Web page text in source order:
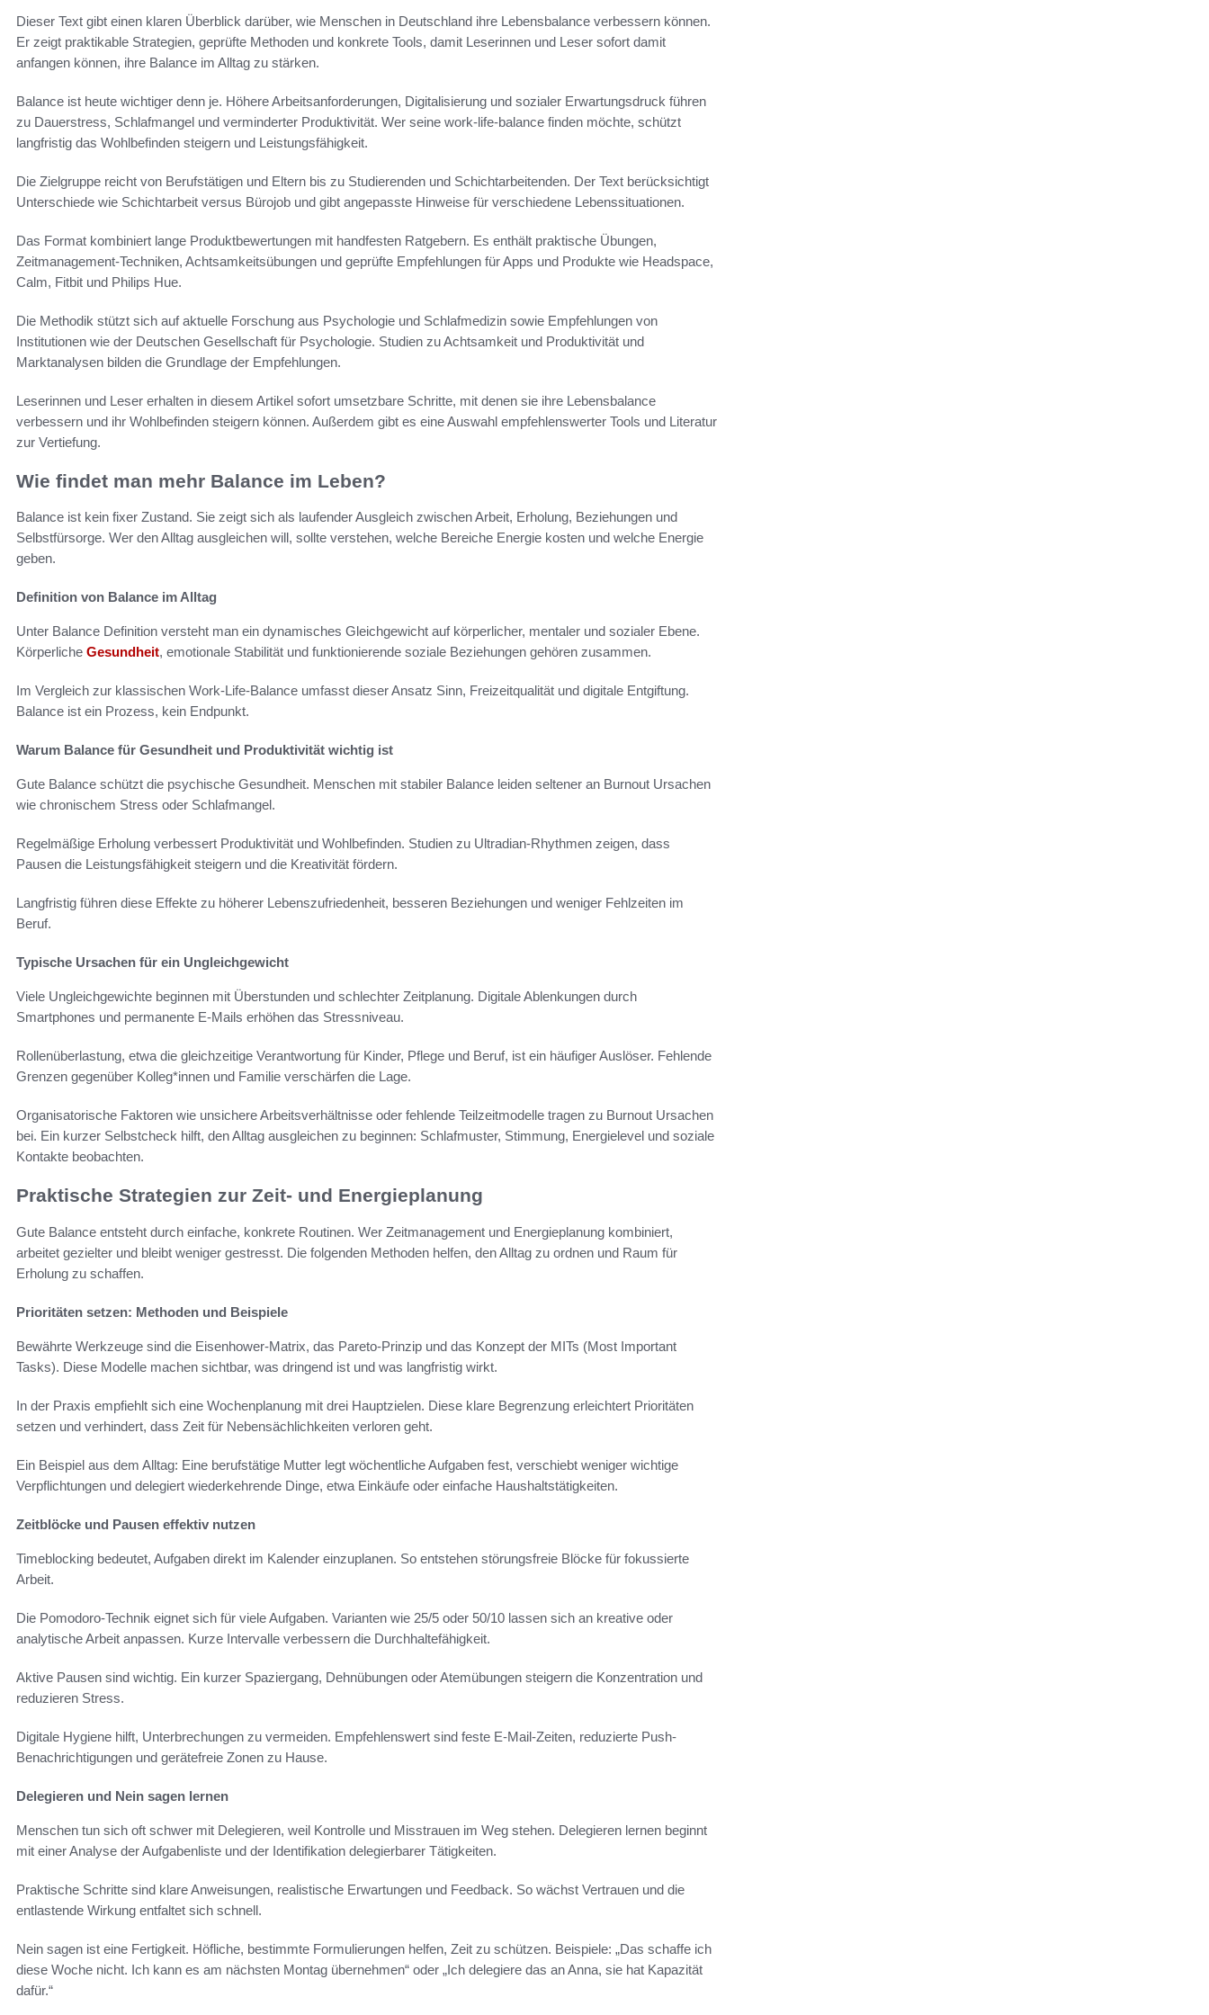
Dieser Text gibt einen klaren Überblick darüber, wie Menschen in Deutschland ihre Lebensbalance verbessern können.
Er zeigt praktikable Strategien, geprüfte Methoden und konkrete Tools, damit Leserinnen und Leser sofort damit
anfangen können, ihre Balance im Alltag zu stärken.
Balance ist heute wichtiger denn je. Höhere Arbeitsanforderungen, Digitalisierung und sozialer Erwartungsdruck führen
zu Dauerstress, Schlafmangel und verminderter Produktivität. Wer seine work-life-balance finden möchte, schützt
langfristig das Wohlbefinden steigern und Leistungsfähigkeit.
Die Zielgruppe reicht von Berufstätigen und Eltern bis zu Studierenden und Schichtarbeitenden. Der Text berücksichtigt
Unterschiede wie Schichtarbeit versus Bürojob und gibt angepasste Hinweise für verschiedene Lebenssituationen.
Das Format kombiniert lange Produktbewertungen mit handfesten Ratgebern. Es enthält praktische Übungen,
Zeitmanagement-Techniken, Achtsamkeitsübungen und geprüfte Empfehlungen für Apps und Produkte wie Headspace,
Calm, Fitbit und Philips Hue.
Die Methodik stützt sich auf aktuelle Forschung aus Psychologie und Schlafmedizin sowie Empfehlungen von
Institutionen wie der Deutschen Gesellschaft für Psychologie. Studien zu Achtsamkeit und Produktivität und
Marktanalysen bilden die Grundlage der Empfehlungen.
Leserinnen und Leser erhalten in diesem Artikel sofort umsetzbare Schritte, mit denen sie ihre Lebensbalance
verbessern und ihr Wohlbefinden steigern können. Außerdem gibt es eine Auswahl empfehlenswerter Tools und Literatur
zur Vertiefung.
Wie findet man mehr Balance im Leben?
Balance ist kein fixer Zustand. Sie zeigt sich als laufender Ausgleich zwischen Arbeit, Erholung, Beziehungen und
Selbstfürsorge. Wer den Alltag ausgleichen will, sollte verstehen, welche Bereiche Energie kosten und welche Energie
geben.
Definition von Balance im Alltag
Unter Balance Definition versteht man ein dynamisches Gleichgewicht auf körperlicher, mentaler und sozialer Ebene.
Körperliche Gesundheit, emotionale Stabilität und funktionierende soziale Beziehungen gehören zusammen.
Im Vergleich zur klassischen Work-Life-Balance umfasst dieser Ansatz Sinn, Freizeitqualität und digitale Entgiftung.
Balance ist ein Prozess, kein Endpunkt.
Warum Balance für Gesundheit und Produktivität wichtig ist
Gute Balance schützt die psychische Gesundheit. Menschen mit stabiler Balance leiden seltener an Burnout Ursachen
wie chronischem Stress oder Schlafmangel.
Regelmäßige Erholung verbessert Produktivität und Wohlbefinden. Studien zu Ultradian-Rhythmen zeigen, dass
Pausen die Leistungsfähigkeit steigern und die Kreativität fördern.
Langfristig führen diese Effekte zu höherer Lebenszufriedenheit, besseren Beziehungen und weniger Fehlzeiten im
Beruf.
Typische Ursachen für ein Ungleichgewicht
Viele Ungleichgewichte beginnen mit Überstunden und schlechter Zeitplanung. Digitale Ablenkungen durch
Smartphones und permanente E-Mails erhöhen das Stressniveau.
Rollenüberlastung, etwa die gleichzeitige Verantwortung für Kinder, Pflege und Beruf, ist ein häufiger Auslöser. Fehlende
Grenzen gegenüber Kolleg*innen und Familie verschärfen die Lage.
Organisatorische Faktoren wie unsichere Arbeitsverhältnisse oder fehlende Teilzeitmodelle tragen zu Burnout Ursachen
bei. Ein kurzer Selbstcheck hilft, den Alltag ausgleichen zu beginnen: Schlafmuster, Stimmung, Energielevel und soziale
Kontakte beobachten.
Praktische Strategien zur Zeit- und Energieplanung
Gute Balance entsteht durch einfache, konkrete Routinen. Wer Zeitmanagement und Energieplanung kombiniert,
arbeitet gezielter und bleibt weniger gestresst. Die folgenden Methoden helfen, den Alltag zu ordnen und Raum für
Erholung zu schaffen.
Prioritäten setzen: Methoden und Beispiele
Bewährte Werkzeuge sind die Eisenhower-Matrix, das Pareto-Prinzip und das Konzept der MITs (Most Important
Tasks). Diese Modelle machen sichtbar, was dringend ist und was langfristig wirkt.
In der Praxis empfiehlt sich eine Wochenplanung mit drei Hauptzielen. Diese klare Begrenzung erleichtert Prioritäten
setzen und verhindert, dass Zeit für Nebensächlichkeiten verloren geht.
Ein Beispiel aus dem Alltag: Eine berufstätige Mutter legt wöchentliche Aufgaben fest, verschiebt weniger wichtige
Verpflichtungen und delegiert wiederkehrende Dinge, etwa Einkäufe oder einfache Haushaltstätigkeiten.
Zeitblöcke und Pausen effektiv nutzen
Timeblocking bedeutet, Aufgaben direkt im Kalender einzuplanen. So entstehen störungsfreie Blöcke für fokussierte
Arbeit.
Die Pomodoro-Technik eignet sich für viele Aufgaben. Varianten wie 25/5 oder 50/10 lassen sich an kreative oder
analytische Arbeit anpassen. Kurze Intervalle verbessern die Durchhaltefähigkeit.
Aktive Pausen sind wichtig. Ein kurzer Spaziergang, Dehnübungen oder Atemübungen steigern die Konzentration und
reduzieren Stress.
Digitale Hygiene hilft, Unterbrechungen zu vermeiden. Empfehlenswert sind feste E-Mail-Zeiten, reduzierte Push-
Benachrichtigungen und gerätefreie Zonen zu Hause.
Delegieren und Nein sagen lernen
Menschen tun sich oft schwer mit Delegieren, weil Kontrolle und Misstrauen im Weg stehen. Delegieren lernen beginnt
mit einer Analyse der Aufgabenliste und der Identifikation delegierbarer Tätigkeiten.
Praktische Schritte sind klare Anweisungen, realistische Erwartungen und Feedback. So wächst Vertrauen und die
entlastende Wirkung entfaltet sich schnell.
Nein sagen ist eine Fertigkeit. Höfliche, bestimmte Formulierungen helfen, Zeit zu schützen. Beispiele: „Das schaffe ich
diese Woche nicht. Ich kann es am nächsten Montag übernehmen“ oder „Ich delegiere das an Anna, sie hat Kapazität
dafür.“